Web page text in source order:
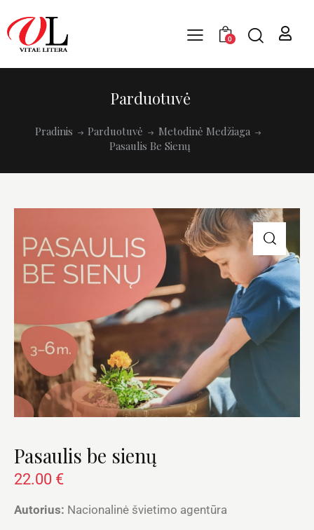
0
Parduotuvė
Pradinis Parduotuvė
Metodinė Medžiaga
Pasaulis Be Sienų
Pasaulis be sienų
22.00 €
Autorius: Nacionalinė švietimo agentūra